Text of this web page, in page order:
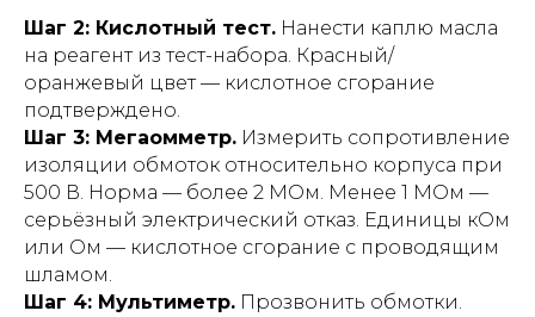
Шаг 2: Кислотный тест. Нанести каплю масла
на реагент из тест-набора. Красный/
оранжевый цвет — кислотное сгорание
подтверждено.
Шаг 3: Мегаомметр. Измерить сопротивление
изоляции обмоток относительно корпуса при
500 В. Норма — более 2 МОм. Менее 1 МОм —
серьёзный электрический отказ. Единицы кОм
или Ом — кислотное сгорание с проводящим
шламом.
Шаг 4: Мультиметр. Прозвонить обмотки.